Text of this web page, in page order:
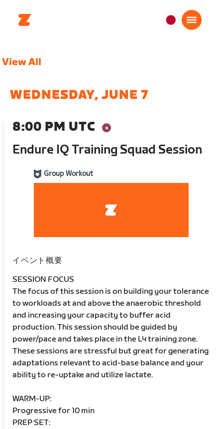
日
View All
WEDNESDAY, JUNE 7
8:00 PM UTC
Endure IQ Training Squad Session
Group Workout
イベント概要
SESSION FOCUS
The focus of this session is on building your tolerance
to workloads at and above the anaerobic threshold
and increasing your capacity to buffer acid
production. This session should be guided by
power/pace and takes place in the L4 training zone.
These sessions are stressful but great for generating
adaptations relevant to acid-base balance and your
ability to re-uptake and utilize lactate.
WARM-UP:
Progressive for 10 min
PREP SET: